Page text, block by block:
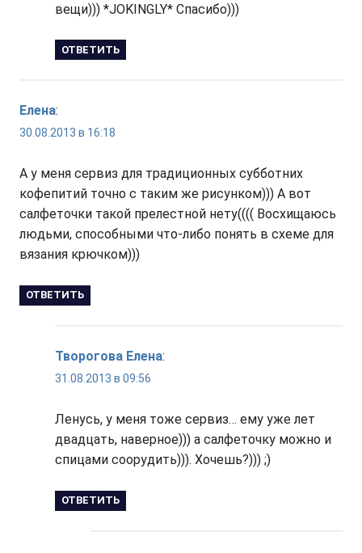
вещи))) *JOKINGLY* Спасибо)))
ОТВЕТИТЬ
Елена:
30.08.2013 в 16:18
А у меня сервиз для традиционных субботних
кофепитий точно с таким же рисунком))) А вот
салфеточки такой прелестной нету(((( Восхищаюсь
людьми, способными что-либо понять в схеме для
вязания крючком)))
ОТВЕТИТЬ
Творогова Елена:
31.08.2013 в 09:56
Ленусь, у меня тоже сервиз… ему уже лет
двадцать, наверное))) а салфеточку можно и
спицами соорудить))). Хочешь?))) ;)
ОТВЕТИТЬ